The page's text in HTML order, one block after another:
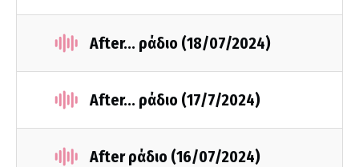
After... ράδιο (18/07/2024)
After... ράδιο (17/7/2024)
After ράδιο (16/07/2024)